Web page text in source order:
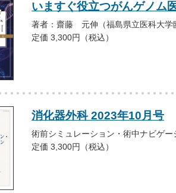
いますぐ役立つがんゲノム
著者：齋藤 元伸（福島県立医科大学
定価 3,300円（税込）
消化器外科 2023年10月号
術前シミュレーション・術中ナビゲー
定価 3,300円（税込）